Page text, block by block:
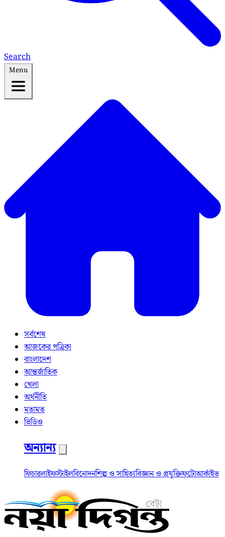
Search
Menu
সর্বশেষ
আজকের পত্রিকা
বাংলাদেশ
আন্তর্জাতিক
খেলা
অর্থনীতি
মতামত
ভিডিও
অন্যান্য
ফিচারলাইফস্টাইলবিনোদনশিল্প ও সাহিত্যবিজ্ঞান ও প্রযুক্তিফটোআর্কাইভ